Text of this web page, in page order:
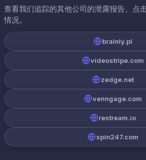
查看我们追踪的其他公司的泄露报告。点
情况。
brainly.pl
videostripe.com
zedge.net
venngage.com
restream.io
spin247.com